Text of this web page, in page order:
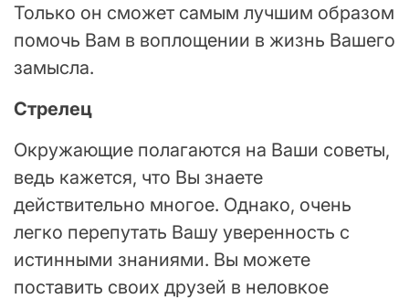
Только он сможет самым лучшим образом
помочь Вам в воплощении в жизнь Вашего
замысла.
Стрелец
Окружающие полагаются на Ваши советы,
ведь кажется, что Вы знаете
действительно многое. Однако, очень
легко перепутать Вашу уверенность с
истинными знаниями. Вы можете
поставить своих друзей в неловкое